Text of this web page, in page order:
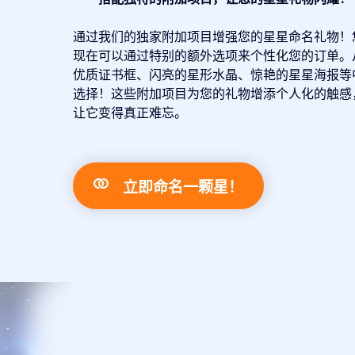
通过我们的独家附加项目增强您的星星命名礼物！
现在可以通过特别的额外选项来个性化您的订单。
优质证书框、闪亮的星形水晶、惊艳的星星海报等
选择！这些附加项目为您的礼物增添个人化的触感
让它变得真正难忘。
立即命名一颗星！